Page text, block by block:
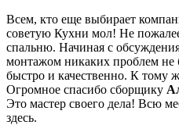
Всем, кто еще выбирает
советую Кухни мол! Не
спальню. Начиная с обсуждения
монтажом никаких проблем не
быстро и качественно. К тому
Огромное спасибо сборщику
Это мастер своего дела! Всю
здесь.